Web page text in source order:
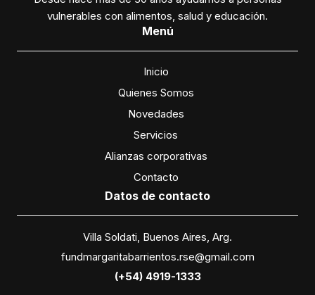
vulnerables con alimentos, salud y educación.
Menú
Inicio
Quienes Somos
Novedades
Servicios
Alianzas corporativas
Contacto
Datos de contacto
Villa Soldati, Buenos Aires, Arg.
fundmargaritabarrientos.rse@gmail.com
(+54) 4919-1333